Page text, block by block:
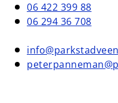
06 422 399 88
06 294 36 708